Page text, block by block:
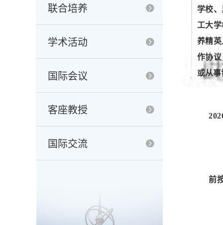
联合培养
学术活动
国际会议
客座教授
国际交流
学校、
工大学
养精
作协
或从
前